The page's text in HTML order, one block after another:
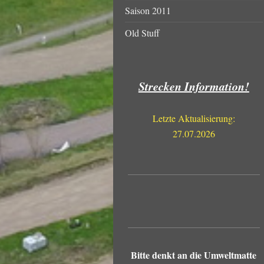
Saison 2011
Old Stuff
Strecken Information!
Letzte Aktualisierung:
27.07.2026
Bitte denkt an die Umweltmatte